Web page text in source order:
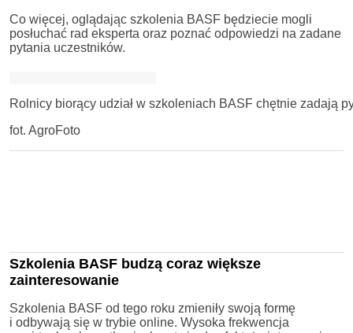
Co więcej, oglądając szkolenia BASF będziecie mogli
posłuchać rad eksperta oraz poznać odpowiedzi na zadane
pytania uczestników.
Rolnicy biorący udział w szkoleniach BASF chętnie zadają
fot. AgroFoto
Szkolenia BASF budzą coraz większe
zainteresowanie
Szkolenia BASF od tego roku zmieniły swoją formę
i odbywają się w trybie online. Wysoka frekwencja